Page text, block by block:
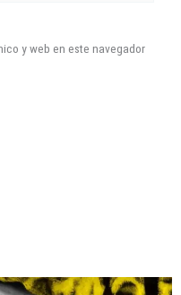
y web en este navegador